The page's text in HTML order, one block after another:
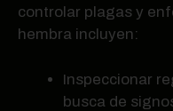
controlar plagas y
hembra incluyen:
Inspeccionar
busca de